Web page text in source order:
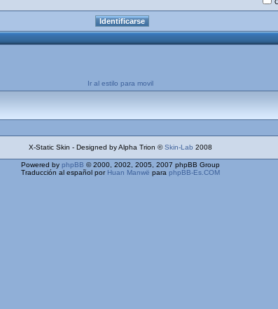
Ir al estilo para movil
X-Static Skin - Designed by Alpha Trion ©Skin-Lab 2008
Powered by phpBB © 2000, 2002, 2005, 2007 phpBB Group
Traducción al español por Huan Manwë para phpBB-Es.COM